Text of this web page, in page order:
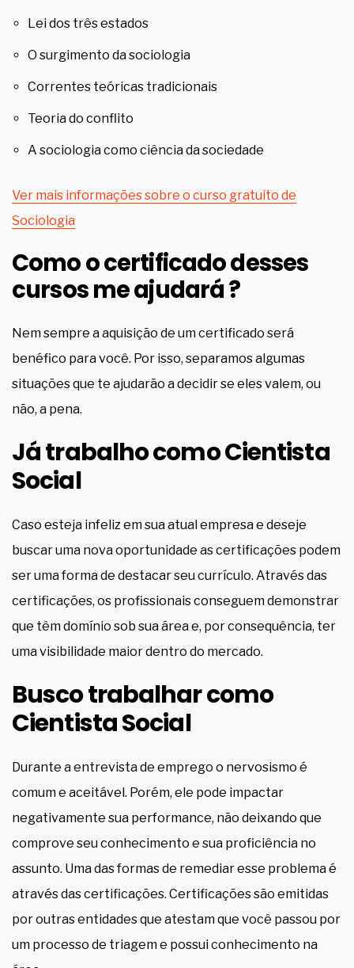
Lei dos três estados
O surgimento da sociologia
Correntes teóricas tradicionais
Teoria do conflito
A sociologia como ciência da sociedade
Ver mais informações sobre o curso gratuito de
Sociologia
Como o certificado desses
cursos me ajudará ?
Nem sempre a aquisição de um certificado será
benéfico para você. Por isso, separamos algumas
situações que te ajudarão a decidir se eles valem, ou
não, a pena.
Já trabalho como Cientista
Social
Caso esteja infeliz em sua atual empresa e deseje
buscar uma nova oportunidade as certificações podem
ser uma forma de destacar seu currículo. Através das
certificações, os profissionais conseguem demonstrar
que têm domínio sob sua área e, por consequência, ter
uma visibilidade maior dentro do mercado.
Busco trabalhar como
Cientista Social
Durante a entrevista de emprego o nervosismo é
comum e aceitável. Porém, ele pode impactar
negativamente sua performance, não deixando que
comprove seu conhecimento e sua proficiência no
assunto. Uma das formas de remediar esse problema é
através das certificações. Certificações são emitidas
por outras entidades que atestam que você passou por
um processo de triagem e possui conhecimento na